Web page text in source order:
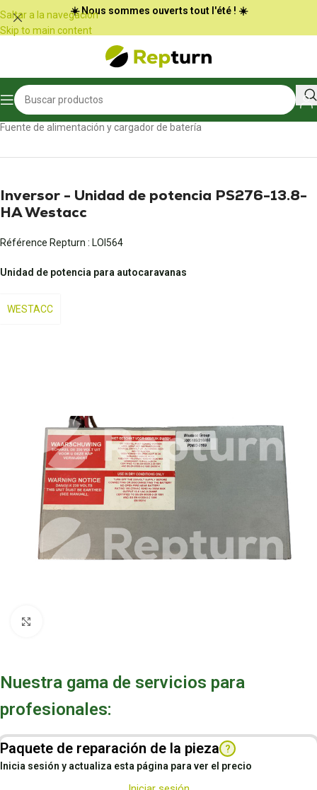
Panel de gestión de cookies
Saltar a la navegación
Skip to main content
☀️ Nous sommes ouverts tout l'été ! ☀️
Inicio/Autocaravanas y furgonetas
Fuente de alimentación y cargador de batería
Inversor - Unidad de potencia PS276-13.8-
HA Westacc
Référence Repturn : LOI564
Unidad de potencia para autocaravanas
WESTACC
Nuestra gama de servicios para
profesionales:
Paquete de reparación de la pieza ?
Inicia sesión y actualiza esta página para ver el precio